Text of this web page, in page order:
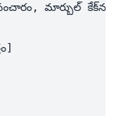
అనుసరించే బోల్ట్ నమూనాలు."